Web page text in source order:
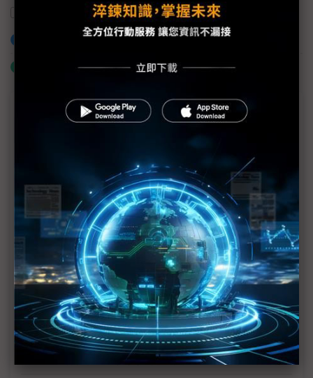
機房佈建 能源使用效率
加入已選取到「關鍵字追蹤」
什麼是「關鍵字追蹤」
議題精選－2019企業機房論壇專輯
DIGITIMES企業機房論壇 促進資料中心維運最佳化
設計高效率資料中心 應掌握IT、機房基建及營運三大
趨勢
憑藉預製式機房 從容因應未來維運管理需求
鍵祥以嚴謹規劃 克服AI基建及智能化佈線專案挑戰
訴諸IT-Pod框架方案 突破傳統通道封閉的盲點
援引模組化、鋰鐵電池、DCIM等技術建造最佳機房
國網中心縝密規劃 完美打造AI資料中心週邊基礎設施